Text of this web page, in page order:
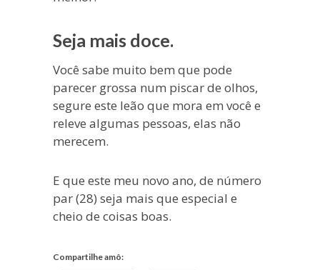
Seja mais doce.
Você sabe muito bem que pode
parecer grossa num piscar de olhos,
segure este leão que mora em você e
releve algumas pessoas, elas não
merecem.
E que este meu novo ano, de número
par (28) seja mais que especial e
cheio de coisas boas.
Compartilhe amô: